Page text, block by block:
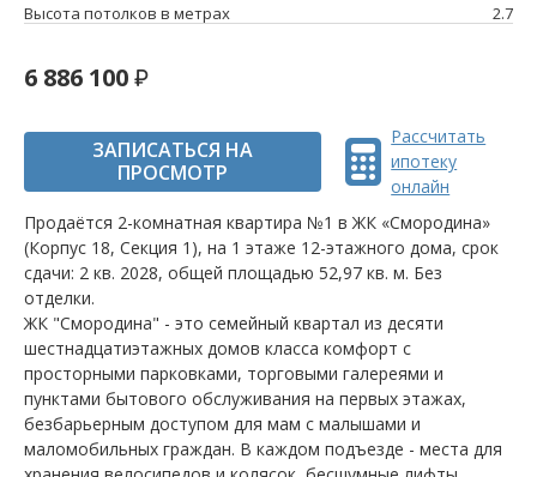
Высота потолков в метрах
2.7
6 886 100
ЗАПИСАТЬСЯ НА
ПРОСМОТР
Рассчитать
ипотеку
онлайн
Продаётся 2-комнатная квартира №1 в ЖК «Смородина»
(Корпус 18, Секция 1), на 1 этаже 12-этажного дома, срок
сдачи: 2 кв. 2028, общей площадью 52,97 кв. м. Без
отделки.
ЖК "Смородина" - это семейный квартал из десяти
шестнадцатиэтажных домов класса комфорт с
просторными парковками, торговыми галереями и
пунктами бытового обслуживания на первых этажах,
безбарьерным доступом для мам с малышами и
маломобильных граждан. В каждом подъезде - места для